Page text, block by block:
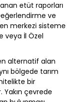
etüt raporları
ve
merkezi sisteme
veya İl Özel
alternatif alan
bölgede tarım
bir
Yakın çevrede